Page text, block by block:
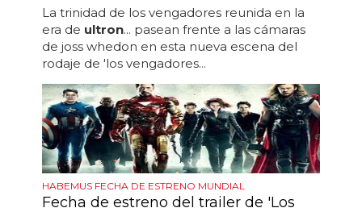
La trinidad de los vengadores reunida en la
era de ultron... pasean frente a las cámaras
de joss whedon en esta nueva escena del
rodaje de 'los vengadores...
HABEMUS FECHA DE ESTRENO MUNDIAL
Fecha de estreno del trailer de 'Los